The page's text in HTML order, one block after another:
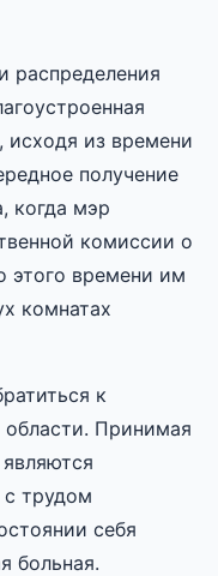
распределения
исходя из времени
получение
когда мэр
комиссии о
этого времени им
комнатах
к
области. Принимая
трудом
себя
больная.